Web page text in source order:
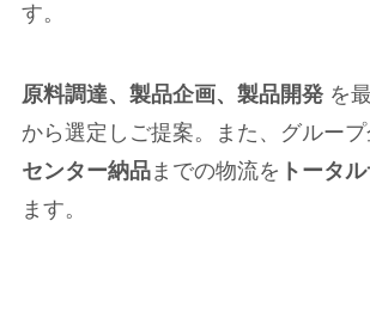
す。
原料調達、製品企画、製品開発を
から選定しご提案。また、グルー
センター納品までの物流を トータ
ます。